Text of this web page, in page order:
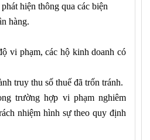
hiện thông qua các biện
hàng.
vi phạm, các hộ kinh doanh có
truy thu số thuế đã trốn tránh.
trường hợp vi phạm nghiêm
nhiệm hình sự theo quy định